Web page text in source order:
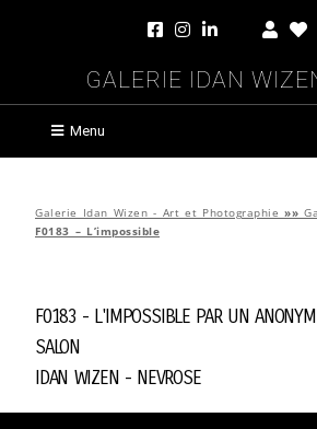
Galerie Idan
Menu
Galerie Idan Wizen - Art et Photographie »»
F0183 – L’impossible
F0183 - L'impossible parUn
Salon
Idan Wizen - Nevrose